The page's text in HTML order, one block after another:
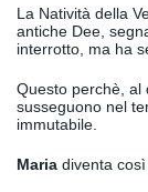
La Natività della
antiche Dee,
interrotto, ma ha
Questo perchè, al
susseguono nel
immutabile.
Maria diventa